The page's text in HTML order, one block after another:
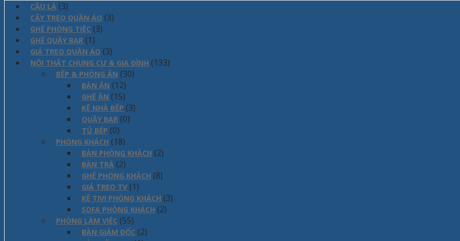
CẦU LÀ (3)
CÂY TREO QUẦN ÁO (3)
GHẾ PHÒNG TIỆC (3)
GHẾ QUẦY BAR (1)
GIÁ TREO QUẦN ÁO (3)
NỘI THẤT CHUNG CƯ & GIA ĐÌNH (133)
BẾP & PHÒNG ĂN (30)
BÀN ĂN (12)
GHẾ ĂN (15)
KỆ NHÀ BẾP (3)
QUẦY BAR (0)
TỦ BẾP (0)
PHÒNG KHÁCH (18)
BÀN PHÒNG KHÁCH (2)
BÀN TRÀ (2)
GHẾ PHÒNG KHÁCH (8)
GIÁ TREO TV (1)
KỆ TIVI PHÒNG KHÁCH (3)
SOFA PHÒNG KHÁCH (2)
PHÒNG LÀM VIỆC (55)
BÀN GIÁM ĐỐC (2)